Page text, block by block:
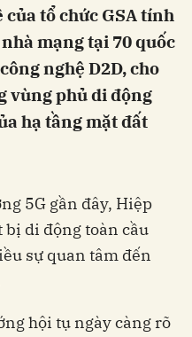
tổ chức GSA tính
mạng tại 70 quốc
nghệ D2D, cho
vùng phủ di động
hạ tầng mặt đất
5G gần đây, Hiệp
bị di động toàn cầu
sự quan tâm đến
hội tụ ngày càng rõ